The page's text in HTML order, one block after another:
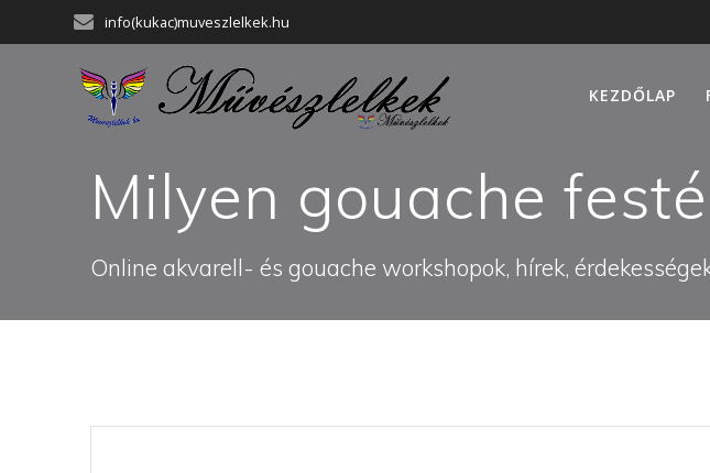
to
info(kukac)muveszlelkek.hu
KEZDŐLAP
Milyen gouache
Online akvarell- és gouache workshopok, hírek,